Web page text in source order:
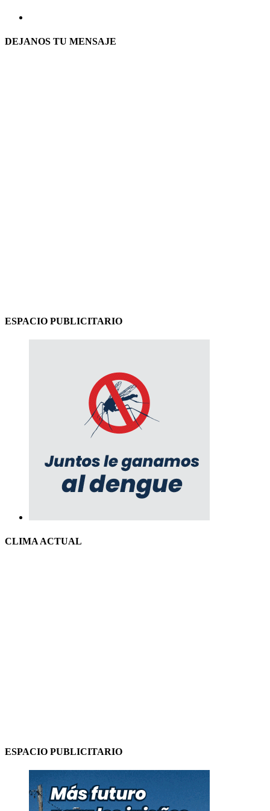
DEJANOS TU MENSAJE
ESPACIO PUBLICITARIO
CLIMA ACTUAL
ESPACIO PUBLICITARIO